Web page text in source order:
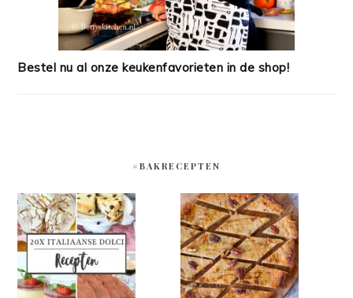
Bestel nu al onze keukenfavorieten in de shop!
#BAKRECEPTEN